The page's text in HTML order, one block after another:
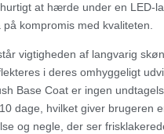
at hærde under en LED-
kompromis med kvaliteten.
vigtigheden af langvarig
i deres omhyggeligt
Base Coat er ingen
dage, hvilket giver brugeren
og negle, der ser